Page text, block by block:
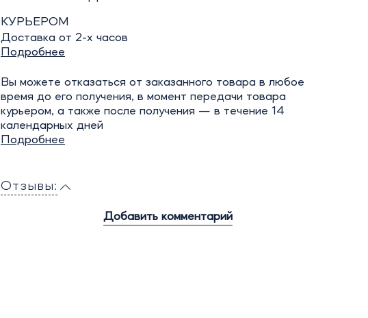
КУРЬЕРОМ
Доставка от 2-х часов
Подробнее
Вы можете отказаться от заказанного товара в любое
время до его получения, в момент передачи товара
курьером, а также после получения — в течение 14
календарных дней
Подробнее
Отзывы:
Добавить комментарий